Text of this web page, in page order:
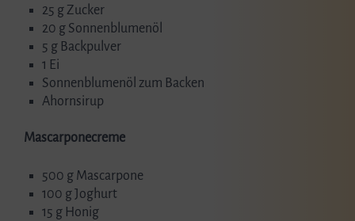
25 g Zucker
20 g Sonnenblumenöl
5 g Backpulver
1 Ei
Sonnenblumenöl zum Backen
Ahornsirup
Mascarponecreme
500 g Mascarpone
100 g Joghurt
15 g Honig